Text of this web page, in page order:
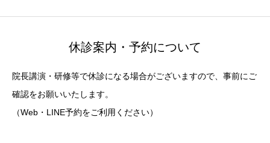
休診案内・予約について
院長講演・研修等で休診になる場合がございますので、事前にご
確認をお願いいたします。
（Web・LINE予約をご利用ください）